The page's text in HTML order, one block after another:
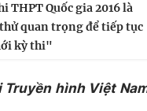
THPT Quốc gia 2016 là
quan trọng để tiếp tục
kỳ thi"
hình Việt